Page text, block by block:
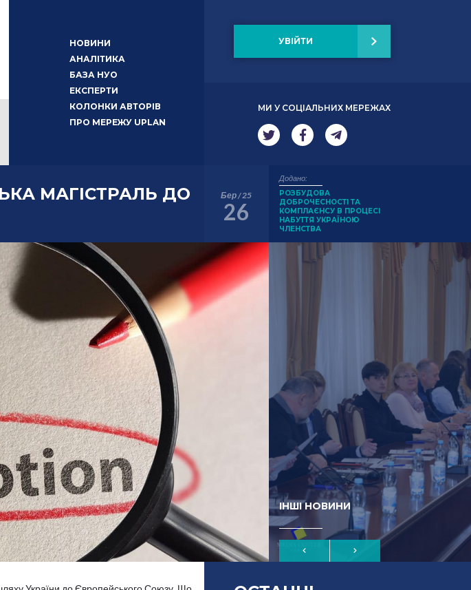
НОВИНИ
АНАЛІТИКА
БАЗА НУО
ЕКСПЕРТИ
КОЛОНКИ АВТОРІВ
ПРО МЕРЕЖУ UPLAN
УВІЙТИ
МИ У СОЦІАЛЬНИХ МЕРЕЖАХ
МАГІСТРАЛЬ ДО
Бер / 25
26
Додано:
РОЗБУДОВА
ДОБРОЧЕСНОСТІ ТА
КОМПЛАЄНСУ В ПРОЦЕСІ
НАБУТТЯ УКРАЇНОЮ
ЧЛЕНСТВА
ІНШІ НОВИНИ